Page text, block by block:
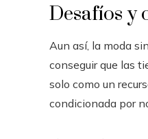
Desafíos y
Aun así, la moda
conseguir que las
solo como un
condicionada por